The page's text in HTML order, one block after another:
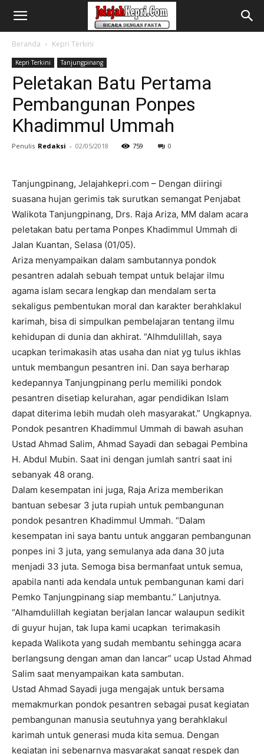
Beranda Kepri Terkini
Kepri Terkini Tanjungpinang
Peletakan Batu Pertama
Pembangunan Ponpes
Khadimmul Ummah
Penulis Redaksi - 02/05/2018 759 0
Tanjungpinang, Jelajahkepri.com – Dengan diiringi
suasana hujan gerimis tak surutkan semangat Penjabat
Walikota Tanjungpinang, Drs. Raja Ariza, MM dalam acara
peletakan batu pertama Ponpes Khadimmul Ummah di
Jalan Kuantan, Selasa (01/05).
Ariza menyampaikan dalam sambutannya pondok
pesantren adalah sebuah tempat untuk belajar ilmu
agama islam secara lengkap dan mendalam serta
sekaligus pembentukan moral dan karakter berahklakul
karimah, bisa di simpulkan pembelajaran tentang ilmu
kehidupan di dunia dan akhirat. “Alhmdulillah, saya
ucapkan terimakasih atas usaha dan niat yg tulus ikhlas
untuk membangun pesantren ini. Dan saya berharap
kedepannya Tanjungpinang perlu memiliki pondok
pesantren disetiap kelurahan, agar pendidikan Islam
dapat diterima lebih mudah oleh masyarakat.” Ungkapnya.
Pondok pesantren Khadimmul Ummah di bawah asuhan
Ustad Ahmad Salim, Ahmad Sayadi dan sebagai Pembina
H. Abdul Mubin. Saat ini dengan jumlah santri saat ini
sebanyak 48 orang.
Dalam kesempatan ini juga, Raja Ariza memberikan
bantuan sebesar 3 juta rupiah untuk pembangunan
pondok pesantren Khadimmul Ummah. “Dalam
kesempatan ini saya bantu untuk anggaran pembangunan
ponpes ini 3 juta, yang semulanya ada dana 30 juta
menjadi 33 juta. Semoga bisa bermanfaat untuk semua,
apabila nanti ada kendala untuk pembangunan kami dari
Pemko Tanjungpinang siap membantu.” Lanjutnya.
“Alhamdulillah kegiatan berjalan lancar walaupun sedikit
di guyur hujan, tak lupa kami ucapkan terimakasih
kepada Walikota yang sudah membantu sehingga acara
berlangsung dengan aman dan lancar” ucap Ustad Ahmad
Salim saat menyampaikan kata sambutan.
Ustad Ahmad Sayadi juga mengajak untuk bersama
memakmurkan pondok pesantren sebagai pusat kegiatan
pembangunan manusia seutuhnya yang berahklakul
karimah untuk generasi muda kita semua. Dengan
kegiatan ini sebenarnya masyarakat sangat respek dan